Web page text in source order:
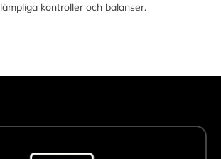
kontroller och balanser.